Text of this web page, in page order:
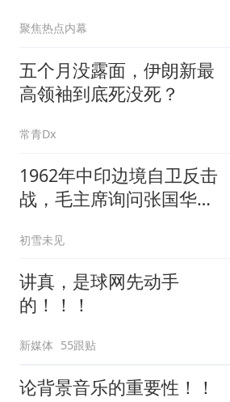
聚焦热点内幕
五个月没露面，伊朗新最
高领袖到底死没死？
常青Dx
1962年中印边境自卫反击
战，毛主席询问张国华能
初雪未见
讲真，是球网先动手
的！！！
新媒体 55跟贴
论背景音乐的重要性！！